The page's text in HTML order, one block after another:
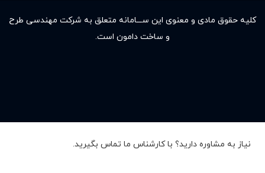
کلیه حقوق مادى و معنوى این ســـامانه متعلق به شرکت مهندسی طرح
و ساخت دامون است.
نیاز به مشاوره دارید؟ با کارشناس ما تماس بگیرید.